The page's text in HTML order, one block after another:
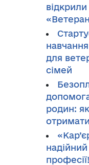
для
сімей
родин:
надійний
професії!